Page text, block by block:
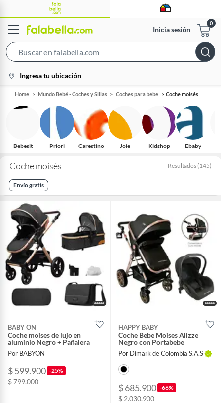
Inicia sesión
Bar
location-
icon
Ingresa tu ubicación
Home Mundo Bebé - Coches y Sillas Coches para bebe Coche moisés
Bebesit Priori Carestino Joie Kidshop Ebaby
Coche moisés Resultados (145)
Envío gratis
BABY ON
Coche moises de lujo en
aluminio Negro + Pañalera
Por BABYON
$ 599.900 -25%
$ 799.000
HAPPY BABY
Coche Bebe Moises Alizze
Negro con Portabebe
Por Dimark de Colombia S.A.S
$ 685.900 -66%
$ 2.030.900